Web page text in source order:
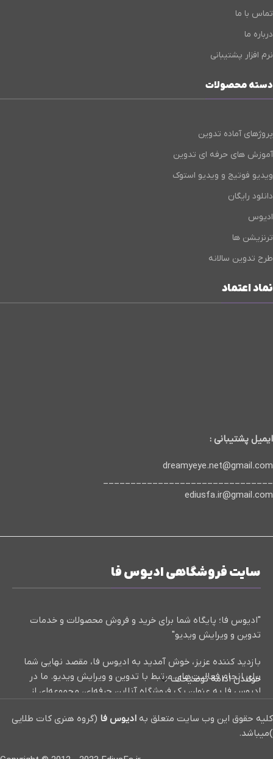
تماس با ما
درباره ما
نرم افزار پشتیبانی
دسته محصولات
پروژهای آماده تدوین
آموزش های حرفه ای تدوین
ویدیو فوتیج و ویدیو استوک
دانلود رایگان
ادیوس
ترنزیشن ها
طرح تدوین سالانه
نماد اعتماد
ایمیل پشتیبانی :
dreamyeye.net@gmail.com
_______________________________
ediusfa.ir@gmail.com
سایت فروشگاهی ادیوس فا
"ادیوس فا؛ پایگاه شما برای خرید و فروش محصولات و خدمات
تدوین و ویرایش ویدیو"
بازدید کننده عزیز، خوش آمدید به ادیوس فا، مقصد نهایی شما
برای انجام فعالیت‌های مرتبط با تدوین و ویرایش ویدیو. ما در
ادیوس فا به عنوان یک فروشگاه آنلاین حرفه‌ای، مجموعه‌ای از
کاربردی در زمینه تدوین و ویرایش ویدیو ارائه می‌دهیم.
خواندن ادامه توضیحات
کلیه حقوق این وب سایت متعلق به ادیوس فا (گروه هنری کات طلایی
)میباشد.